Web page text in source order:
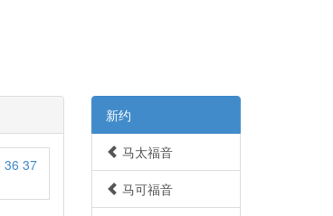
36 37
新约
马太福音
马可福音